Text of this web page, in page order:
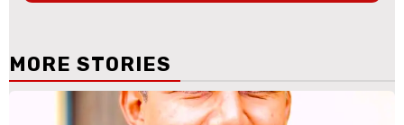
MORE STORIES